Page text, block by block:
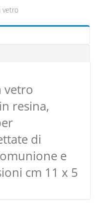
vetro
vetro
resina,
di
e
cm 11 x 5